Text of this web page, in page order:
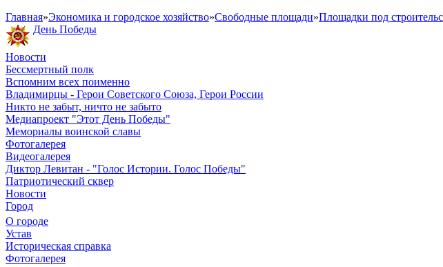
Главная»Экономика и городское хозяйство»Свободные площади»Площадки под
День Победы
Новости
Бессмертный полк
Вспомним всех поименно
Владимирцы - Герои Советского Союза, Герои России
Никто не забыт, ничто не забыто
Медиапроект "Этот День Победы"
Мемориалы воинской славы
Фотогалерея
Видеогалерея
Диктор Левитан - "Голос Истории. Голос Победы"
Патриотический сквер
Новости
Город
О городе
Устав
Историческая справка
Фотогалерея